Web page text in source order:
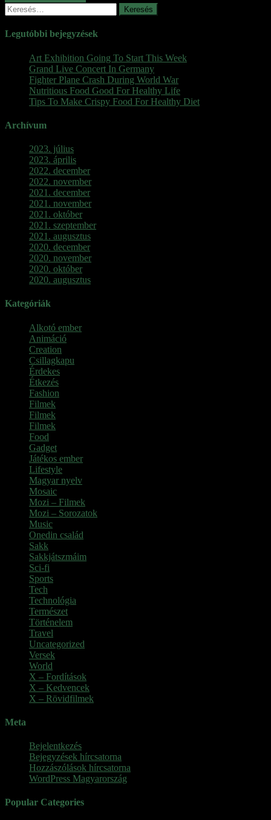
navigáció
Keresés:
Legutóbbi bejegyzések
Art Exhibition Going To Start This Week
Grand Live Concert In Germany
Fighter Plane Crash During World War
Nutritious Food Good For Healthy Life
Tips To Make Crispy Food For Healthy Diet
Archívum
2023. július
2023. április
2022. december
2022. november
2021. december
2021. november
2021. október
2021. szeptember
2021. augusztus
2020. december
2020. november
2020. október
2020. augusztus
Kategóriák
Alkotó ember
Animáció
Creation
Csillagkapu
Érdekes
Étkezés
Fashion
Filmek
Filmek
Filmek
Food
Gadget
Játékos ember
Lifestyle
Magyar nyelv
Mosaic
Mozi – Filmek
Mozi – Sorozatok
Music
Onedin család
Sakk
Sakkjátszmáim
Sci-fi
Sports
Tech
Technológia
Természet
Történelem
Travel
Uncategorized
Versek
World
X – Fordítások
X – Kedvencek
X – Rövidfilmek
Meta
Bejelentkezés
Bejegyzések hírcsatorna
Hozzászólások hírcsatorna
WordPress Magyarország
Popular Categories